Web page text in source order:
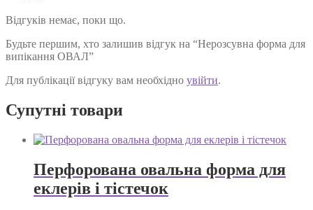
Відгуків немає, поки що.
Будьте першим, хто залишив відгук на “Нерозсувна форма для
випікання ОВАЛ”
Для публікації відгуку вам необхідно увійти.
Супутні товари
Перфорована овальна форма для
еклерів і тістечок